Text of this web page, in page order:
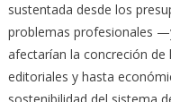
sustentada desde los
problemas profesionales
afectarían la concreción
editoriales y hasta